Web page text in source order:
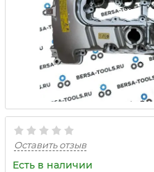
Оставить отзыв
Есть в наличии